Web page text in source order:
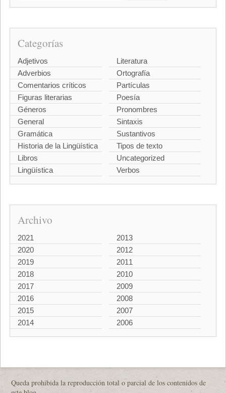
Categorías
Adjetivos
Adverbios
Comentarios críticos
Figuras literarias
Géneros
General
Gramática
Historia de la Lingüística
Libros
Lingüística
Literatura
Ortografía
Partículas
Poesía
Pronombres
Sintaxis
Sustantivos
Tipos de texto
Uncategorized
Verbos
Archivo
2021
2020
2019
2018
2017
2016
2015
2014
2013
2012
2011
2010
2009
2008
2007
2006
Queda prohibida la reproducción total o parcial de los contenidos de